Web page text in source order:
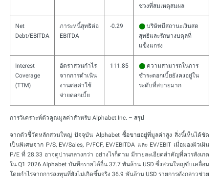
ช่วงที่สมเหตุสมผล
Net
Debt/EBITDA
ภาระหนี้สุทธิต่อ
EBITDA
-0.29 ⬤ บริษัทมีสถานะเงินสด
สุทธิและรักษางบดุลที่
แข็งแกร่ง
Interest
Coverage
(TTM)
อัตราส่วนกำไร
จากการดำเนิน
งานต่อค่าใช้
จ่ายดอกเบี้ย
111.85 ⬤ ความสามารถในการ
ชำระดอกเบี้ยยังคงอยู่ใน
ระดับที่สบายมาก
การวิเคราะห์ตัวคูณมูลค่าสำหรับ Alphabet Inc. – สรุป
จากตัวชี้วัดหลักส่วนใหญ่ ปัจจุบัน Alphabet ซื้อขายอยู่ที่มูลค่าสูง สิ่งนี้เห็นได้ชัด
เป็นพิเศษจาก P/S, EV/Sales, P/FCF, EV/EBITDA และ EV/EBIT เมื่อมองผิวเผิน
P/E ที่ 28.33 อาจดูปานกลางกว่า อย่างไรก็ตาม มีรายละเอียดสำคัญที่ควรสังเกต
ใน Q1 2026 Alphabet บันทึกรายได้อื่น 37.7 พันล้าน USD ซึ่งส่วนใหญ่ขับเคลื่อน
โดยกำไรจากการลงทุนที่ยังไม่เกิดขึ้นจริง 36.9 พันล้าน USD รายการดังกล่าวช่วย